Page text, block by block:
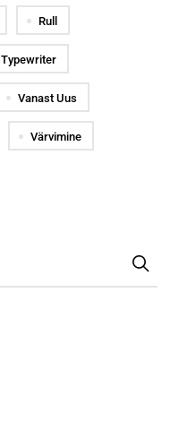
Rull
Typewriter
Vanast Uus
Värvimine